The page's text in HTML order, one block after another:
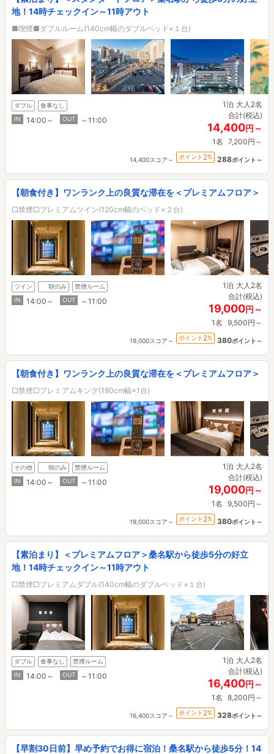
地！14時チェックイン～11時アウト
■喫煙■ダブルルーム(140cm幅のダブルベッド×１台)
ダブル
食事なし
IN
14:00～ OUT ～11:00
1泊 大人2名
合計(税込)
14,400円～
1名 7,200円～
14,400スコア～ ポイント 2% 288ポイント～
【朝食付き】ワンランク上の良質な滞在を＜プレミアムフロア＞
□禁煙□プレミアムツイン(120cm幅のベッド×２台)
ツイン 朝のみ
禁煙ルーム
IN
14:00～ OUT ～11:00
1泊 大人2名
合計(税込)
19,000円～
1名 9,500円～
19,000スコア～ ポイント 2% 380ポイント～
【朝食付き】ワンランク上の良質な滞在を＜プレミアムフロア＞
□禁煙□プレミアムキング(180cm幅×1台)
その他 朝のみ
禁煙ルーム
IN
14:00～ OUT ～11:00
1泊 大人2名
合計(税込)
19,000円～
1名 9,500円～
19,000スコア～ ポイント 2% 380ポイント～
【素泊まり】＜プレミアムフロア＞桑名駅から徒歩5分の好立
地！14時チェックイン～11時アウト
□禁煙□プレミアムダブル(140cm幅のダブルベッド×１台)
ダブル 食事なし
禁煙ルーム
IN
14:00～ OUT ～11:00
1泊 大人2名
合計(税込)
16,400円～
1名 8,200円～
16,400スコア～ ポイント 2% 328ポイント～
【早割30日前】早め予約でお得に宿泊！桑名駅から徒歩5分！14